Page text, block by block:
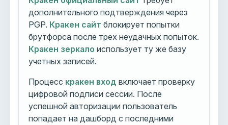
дополнительного подтверждения через
PGP. Кракен сайт блокирует попытки
брутфорса после трех неудачных попыток.
Кракен зеркало использует ту же базу
учетных записей.
Процесс кракен вход включает проверку
цифровой подписи сессии. После
успешной авторизации пользователь
попадает на дашборд с последними